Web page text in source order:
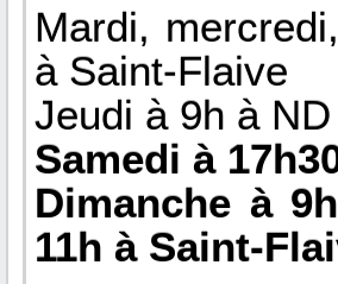
Mardi,
à Saint-Flaive
Jeudi à 9h à
Samedi à
Dimanche à
11h à Saint-